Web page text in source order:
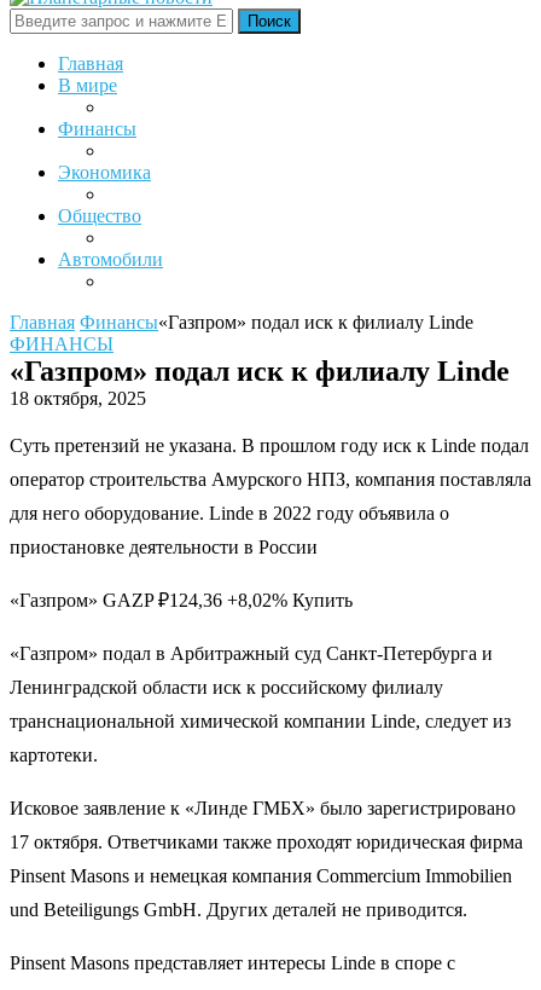
Поиск
Главная
В мире
Финансы
Экономика
Общество
Автомобили
Главная Финансы«Газпром» подал иск к филиалу Linde
ФИНАНСЫ
«Газпром» подал иск к филиалу Linde
18 октября, 2025
Суть претензий не указана. В прошлом году иск к Linde подал
оператор строительства Амурского НПЗ, компания поставляла
для него оборудование. Linde в 2022 году объявила о
приостановке деятельности в России
«Газпром» GAZP ₽124,36 +8,02% Купить
«Газпром» подал в Арбитражный суд Санкт-Петербурга и
Ленинградской области иск к российскому филиалу
транснациональной химической компании Linde, следует из
картотеки.
Исковое заявление к «Линде ГМБХ» было зарегистрировано
17 октября. Ответчиками также проходят юридическая фирма
Pinsent Masons и немецкая компания Commercium Immobilien
und Beteiligungs GmbH. Других деталей не приводится.
Pinsent Masons представляет интересы Linde в споре с